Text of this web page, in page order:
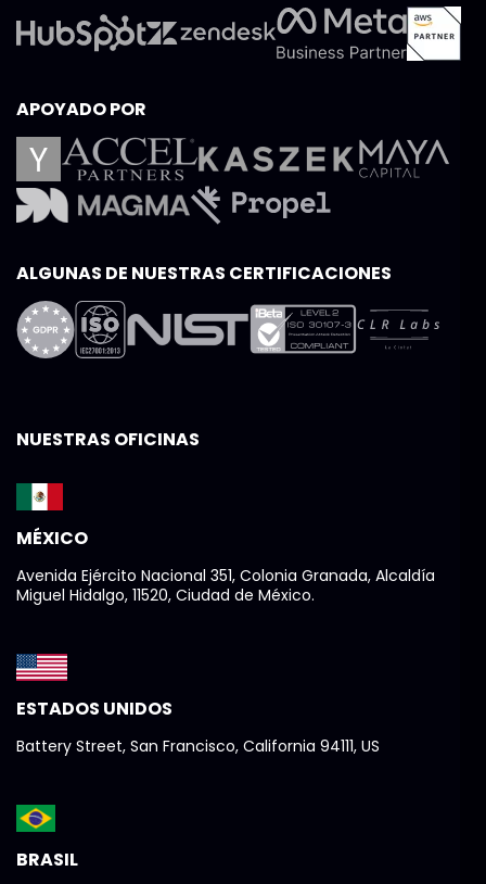
APOYADO POR
ALGUNAS DE NUESTRAS CERTIFICACIONES
NUESTRAS OFICINAS
MÉXICO
Avenida Ejército Nacional 351, Colonia Granada, Alcaldía
Miguel Hidalgo, 11520, Ciudad de México.
ESTADOS UNIDOS
Battery Street, San Francisco, California 94111, US
BRASIL